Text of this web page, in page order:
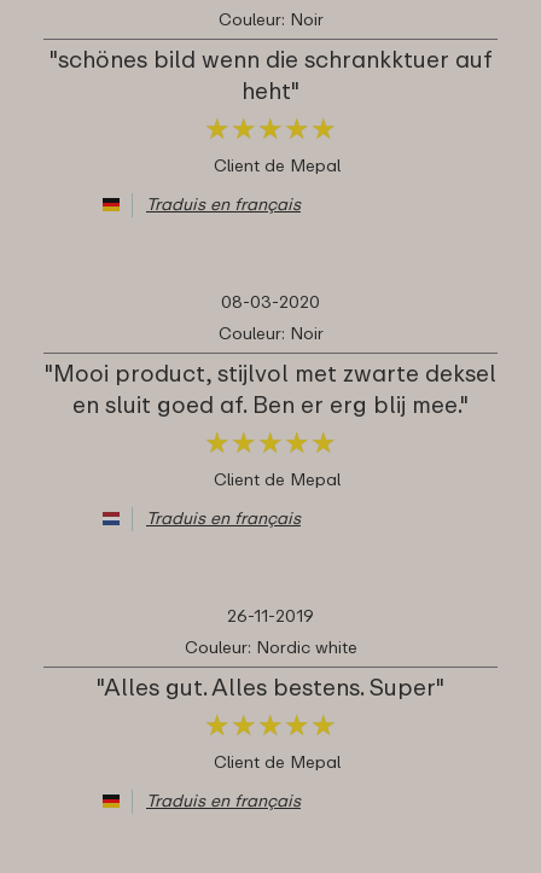
Couleur: Noir
"schönes bild wenn die schrankktuer auf
heht"
★★★★★
★★★★★
Client de Mepal
Traduis en français
08-03-2020
Couleur: Noir
"Mooi product, stijlvol met zwarte deksel
en sluit goed af. Ben er erg blij mee."
★★★★★
★★★★★
Client de Mepal
Traduis en français
26-11-2019
Couleur: Nordic white
"Alles gut. Alles bestens. Super"
★★★★★
★★★★★
Client de Mepal
Traduis en français